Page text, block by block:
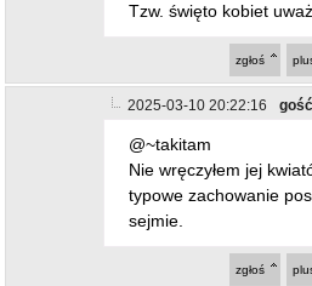
Tzw. święto kobiet
zgłoś
2025-03-10 20:22:16
@~takitam
Nie wręczyłem jej
typowe zachowanie
sejmie.
zgłoś